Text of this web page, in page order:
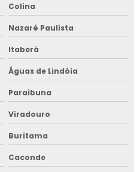
Colina
Nazaré Paulista
Itaberá
Águas de Lindóia
Paraibuna
Viradouro
Buritama
Caconde